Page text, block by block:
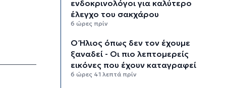
ενδοκρινολόγοι για καλύτερο
έλεγχο του σακχάρου
6 ώρες πρίν
Ο Ήλιος όπως δεν τον έχουμε
ξαναδεί - Οι πιο λεπτομερείς
εικόνες που έχουν καταγραφεί
6 ώρες 41 λεπτά πρίν